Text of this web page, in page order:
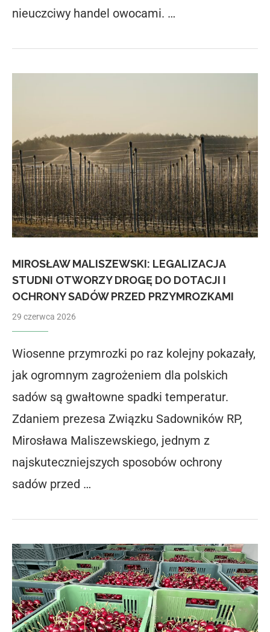
nieuczciwy handel owocami. …
MIROSŁAW MALISZEWSKI: LEGALIZACJA
STUDNI OTWORZY DROGĘ DO DOTACJI I
OCHRONY SADÓW PRZED PRZYMROZKAMI
29 czerwca 2026
Wiosenne przymrozki po raz kolejny pokazały,
jak ogromnym zagrożeniem dla polskich
sadów są gwałtowne spadki temperatur.
Zdaniem prezesa Związku Sadowników RP,
Mirosława Maliszewskiego, jednym z
najskuteczniejszych sposobów ochrony
sadów przed …